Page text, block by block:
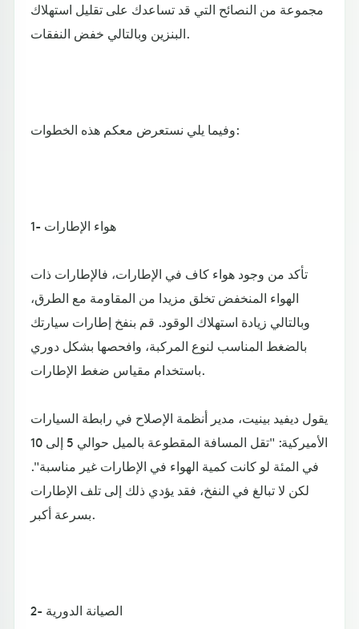
مجموعة من النصائح التي قد تساعدك على تقليل استهلاك
البنزين وبالتالي خفض النفقات.
وفيما يلي نستعرض معكم هذه الخطوات:
1- هواء الإطارات
تأكد من وجود هواء كاف في الإطارات، فالإطارات ذات
الهواء المنخفض تخلق مزيدا من المقاومة مع الطرق،
وبالتالي زيادة استهلاك الوقود. قم بنفخ إطارات سيارتك
بالضغط المناسب لنوع المركبة، وافحصها بشكل دوري
باستخدام مقياس ضغط الإطارات.
يقول ديفيد بينيت، مدير أنظمة الإصلاح في رابطة السيارات
الأميركية: "تقل المسافة المقطوعة بالميل حوالي 5 إلى 10
في المئة لو كانت كمية الهواء في الإطارات غير مناسبة".
لكن لا تبالغ في النفخ، فقد يؤدي ذلك إلى تلف الإطارات
بسرعة أكبر.
2- الصيانة الدورية